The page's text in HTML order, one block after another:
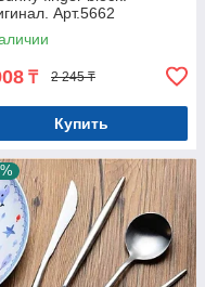
Арт.5662
₸ 2 245 ₸
Купить